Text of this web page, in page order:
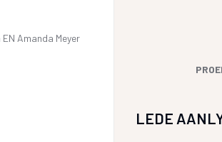
Amanda Meyer
LEDE